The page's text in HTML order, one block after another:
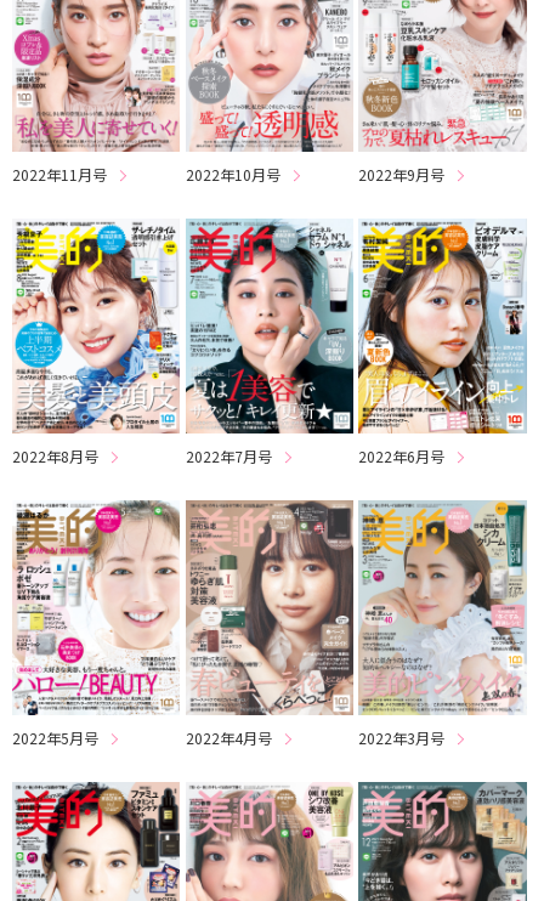
2022年11月号 2022年10月号 2022年9月号
2022年8月号 2022年7月号 2022年6月号
2022年5月号 2022年4月号 2022年3月号